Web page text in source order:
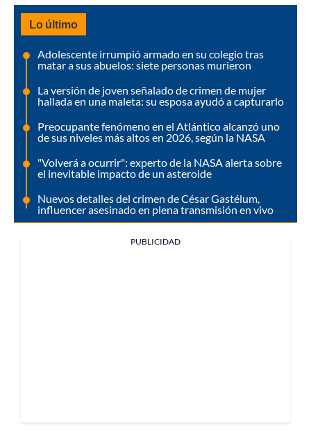
Lo último
Adolescente irrumpió armado en su colegio tras
matar a sus abuelos: siete personas murieron
La versión de joven señalado de crimen de mujer
hallada en una maleta: su esposa ayudó a capturarlo
Preocupante fenómeno en el Atlántico alcanzó uno
de sus niveles más altos en 2026, según la NASA
"Volverá a ocurrir": experto de la NASA alerta sobre
el inevitable impacto de un asteroide
Nuevos detalles del crimen de César Gastélum,
influencer asesinado en plena transmisión en vivo
PUBLICIDAD